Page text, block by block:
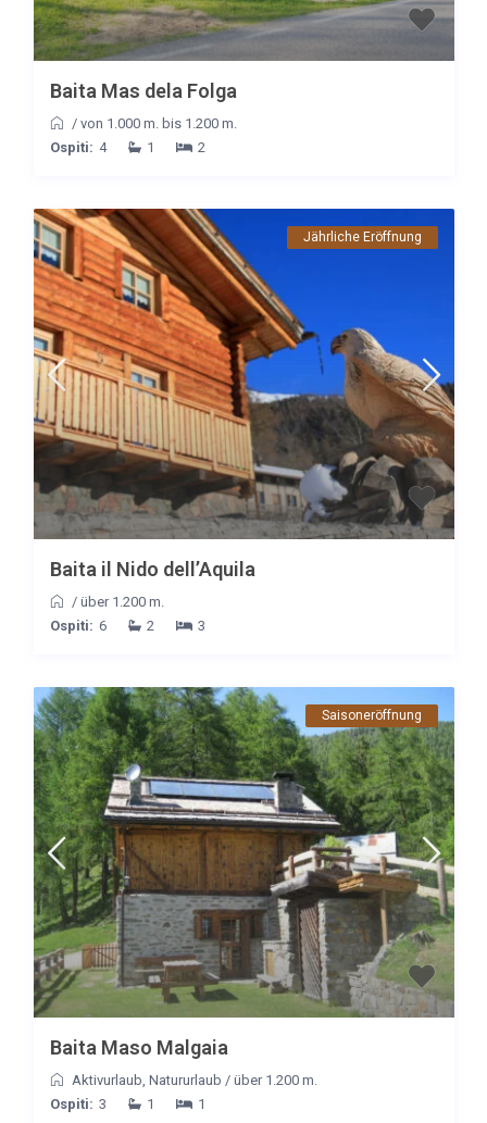
Baita Mas dela Folga
/ von 1.000 m. bis 1.200 m.
Ospiti: 4 1 2
Jährliche Eröffnung
Baita il Nido dell’Aquila
/ über 1.200 m.
Ospiti: 6 2 3
Saisoneröffnung
Baita Maso Malgaia
Aktivurlaub Natururlaub / über 1.200 m.
Ospiti: 3 1 1